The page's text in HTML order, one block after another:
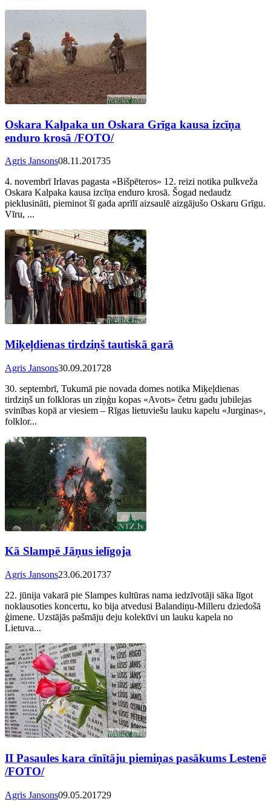
Oskara Kalpaka un Oskara Grīga kausa izcīņa
enduro krosā /FOTO/
Agris Jansons08.11.201735
4. novembrī Irlavas pagasta «Bišpēteros» 12. reizi notika pulkveža
Oskara Kalpaka kausa izcīņa enduro krosā. Šogad nedaudz
pieklusināti, pieminot šī gada aprīlī aizsaulē aizgājušo Oskaru Grīgu.
Vīru, ...
Miķeļdienas tirdziņš tautiskā garā
Agris Jansons30.09.201728
30. septembrī, Tukumā pie novada domes notika Miķeļdienas
tirdziņš un folkloras un ziņģu kopas «Avots» četru gadu jubilejas
svinības kopā ar viesiem – Rīgas lietuviešu lauku kapelu «Jurginas»,
folklor...
Kā Slampē Jāņus ielīgoja
Agris Jansons23.06.201737
22. jūnija vakarā pie Slampes kultūras nama iedzīvotāji sāka līgot
noklausoties koncertu, ko bija atvedusi Balandiņu-Milleru dziedošā
ģimene. Uzstājās pašmāju deju kolektīvi un lauku kapela no
Lietuva...
II Pasaules kara cīnītāju piemiņas pasākums Lestenē
/FOTO/
Agris Jansons09.05.201729